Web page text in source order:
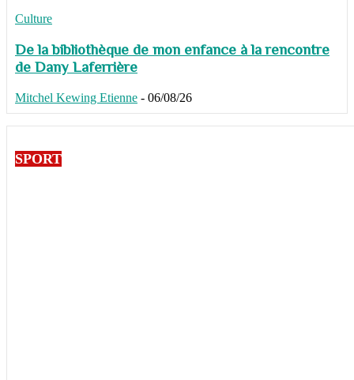
Culture
De la bibliothèque de mon enfance à la rencontre
de Dany Laferrière
Mitchel Kewing Etienne - 06/08/26
SPORT